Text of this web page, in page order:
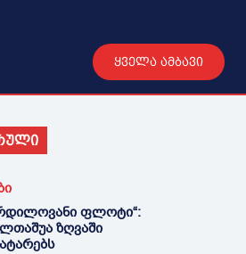
ყველა ამბავი
ფლოტი“:
ზღვაში